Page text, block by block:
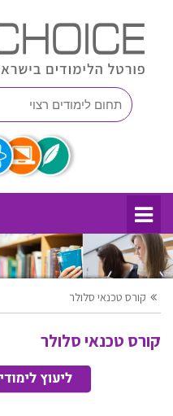
קורס טכנאי סלולר
קורס טכנאי סלולר